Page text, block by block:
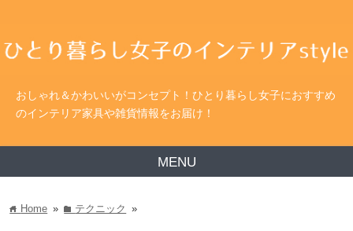
おしゃれ＆かわいいがコンセプト！ひとり暮らし女子におすすめ
のインテリア家具や雑貨情報をお届け！
MENU
home Home » folder テクニック »